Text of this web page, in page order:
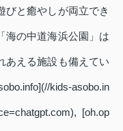
びと癒やしが両立でき
海の中道海浜公園」は
あえる施設も備えてい
kids-asobo.in
[oh.op